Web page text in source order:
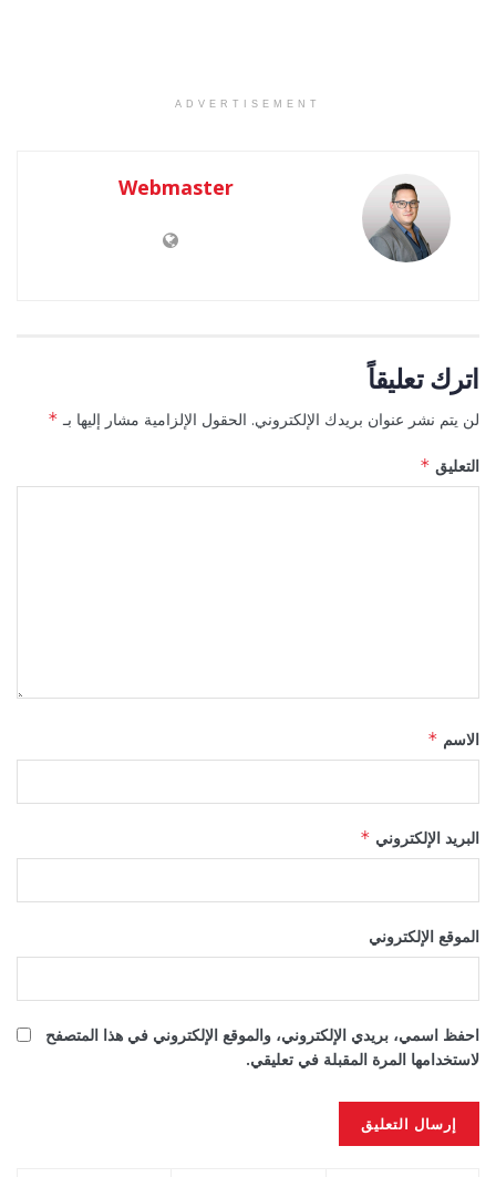
ADVERTISEMENT
Webmaster
اترك تعليقاً
لن يتم نشر عنوان بريدك الإلكتروني. الحقول الإلزامية مشار إليها بـ *
التعليق *
الاسم *
البريد الإلكتروني *
الموقع الإلكتروني
احفظ اسمي، بريدي الإلكتروني، والموقع الإلكتروني في هذا المتصفح
لاستخدامها المرة المقبلة في تعليقي.